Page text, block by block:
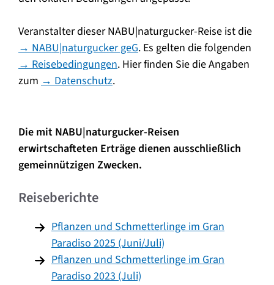
Veranstalter dieser NABU|naturgucker-Reise ist die
→ NABU|naturgucker geG. Es gelten die folgenden
→ Reisebedingungen. Hier finden Sie die Angaben
zum → Datenschutz.
Die mit NABU|naturgucker-Reisen
erwirtschafteten Erträge dienen ausschließlich
gemeinnützigen Zwecken.
Reiseberichte
Pflanzen und Schmetterlinge im Gran
Paradiso 2025 (Juni/Juli)
Pflanzen und Schmetterlinge im Gran
Paradiso 2023 (Juli)